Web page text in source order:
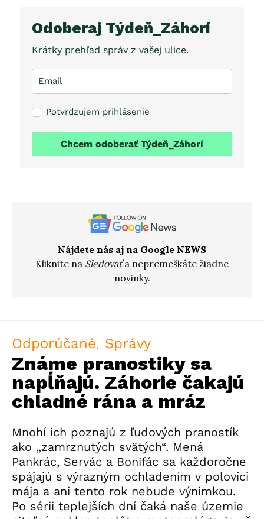
Odoberaj Týdeň_Záhorí
Krátky prehľad správ z vašej ulice.
Potvrdzujem prihlásenie
Chcem odoberať Týdeň_Záhorí
Nájdete nás aj na Google NEWS
Kliknite na Sledovaťa nepremeškáte žiadne
novinky.
Odporúčané Správy
Známe pranostiky sa
napĺňajú. Záhorie čakajú
chladné rána a mráz
Mnohí ich poznajú z ľudových pranostík
ako „zamrznutých svätých“. Mená
Pankrác, Servác a Bonifác sa každoročne
spájajú s výrazným ochladením v polovici
mája a ani tento rok nebude výnimkou.
Po sérii teplejších dní čaká naše územie